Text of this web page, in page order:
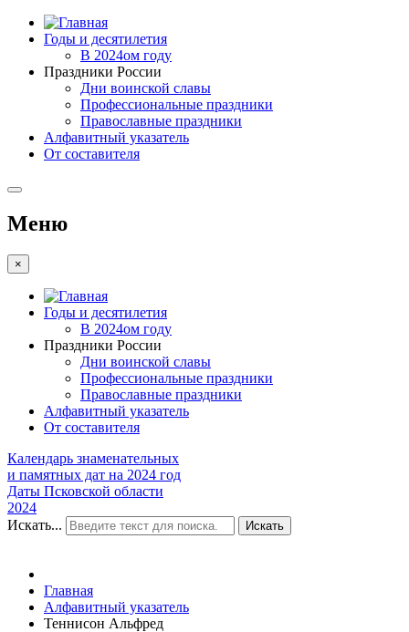
Годы и десятилетия
В 2024ом году
Праздники России
Дни воинской славы
Профессиональные праздники
Православные праздники
Алфавитный указатель
От составителя
Меню
×
Годы и десятилетия
В 2024ом году
Праздники России
Дни воинской славы
Профессиональные праздники
Православные праздники
Алфавитный указатель
От составителя
Календарь знаменательных
и памятных дат на 2024 год
Даты Псковской области
2024
Искать...
Искать
Главная
Алфавитный указатель
Теннисон Альфред